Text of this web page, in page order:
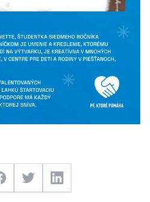
FacebookTwitterLinkedIn